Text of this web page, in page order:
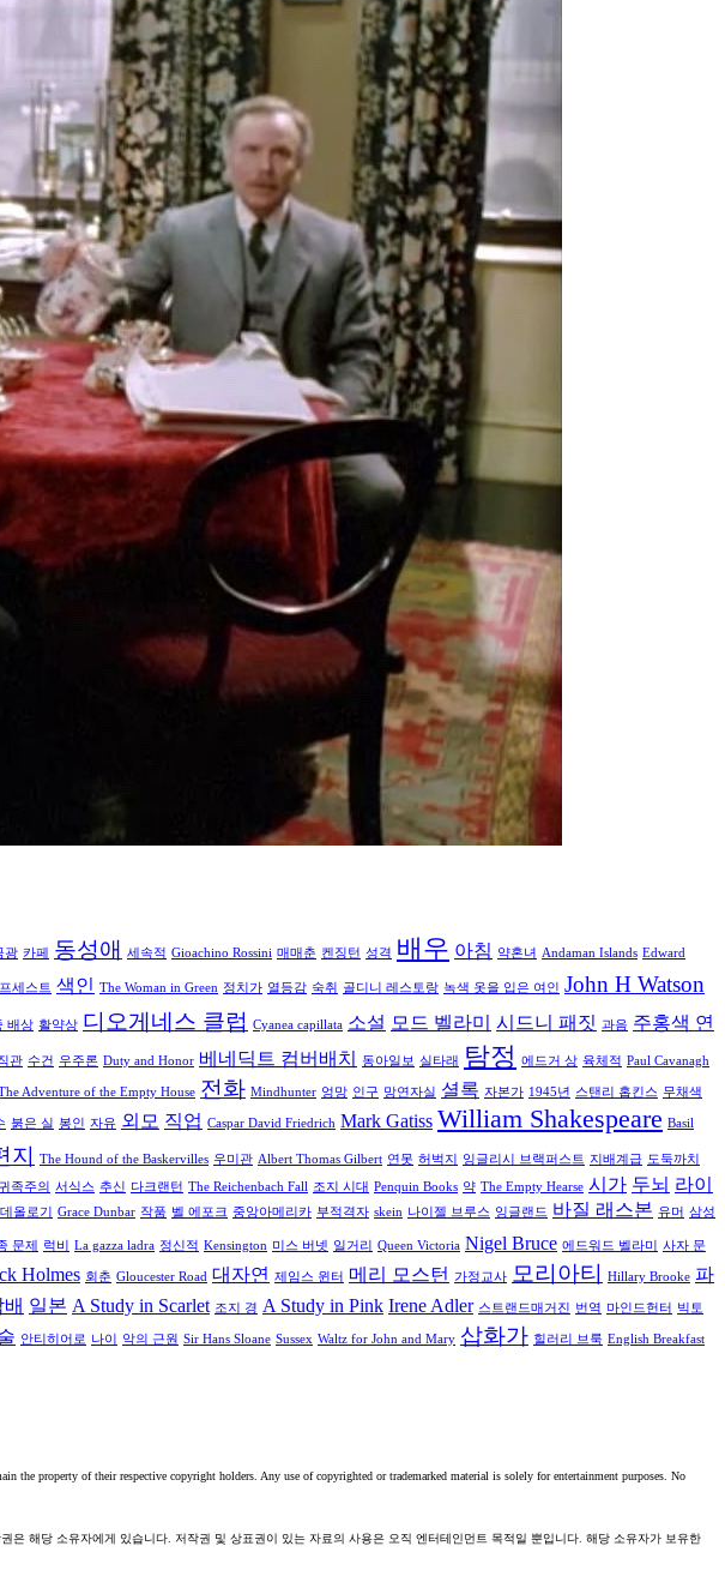
광 카페 동성애 세속적 Gioachino Rossini 매매춘 켄징턴 성격 배우 아침 약혼녀 Andaman Islands Edward
세스트 색인 The Woman in Green 정치가 열등감 숙취 골디니 레스토랑 녹색 옷을 입은 여인 John H Watson
배상 활약상 디오게네스 클럽 Cyanea capillata 소설 모드 벨라미 시드니 패짓 과음 주홍색 연
관 수건 우주론 Duty and Honor 베네딕트 컴버배치 동아일보 실타래 탐정 에드거 상 육체적 Paul Cavanagh
Adventure of the Empty House 전화 Mindhunter 엉망 인구 망연자실 셜록 자본가 1945년 스탠리 홉킨스 무채색
붉은 실 봉인 자유 외모 직업 Caspar David Friedrich Mark Gatiss William Shakespeare Basil
지 The Hound of the Baskervilles 우미관 Albert Thomas Gilbert 연못 허벅지 잉글리시 브랙퍼스트 지배계급 도둑까치
족주의 서식스 추신 다크랜턴 The Reichenbach Fall 조지 시대 Penquin Books 약 The Empty Hearse 시가 두뇌 라이
올로기 Grace Dunbar 작품 벨 에포크 중앙아메리카 부적격자 skein 나이젤 브루스 잉글랜드 바질 래스본 유머 삼성
문제 럭비 La gazza ladra 정신적 Kensington 미스 버넷 일거리 Queen Victoria Nigel Bruce 에드워드 벨라미 사자 문
Holmes 회춘 Gloucester Road 대자연 제임스 윈터 메리 모스턴 가정교사 모리아티 Hillary Brooke 파
배 일본 A Study in Scarlet 조지 경 A Study in Pink Irene Adler 스트랜드매거진 번역 마인드헌터 빅토
안티히어로 나이 악의 근원 Sir Hans Sloane Sussex Waltz for John and Mary 삽화가 힐러리 브룩 English Breakfast
property of their respective copyright holders. Any use of copyrighted or trademarked material is solely for entertainment purposes. No
해당 소유자에게 있습니다. 저작권 및 상표권이 있는 자료의 사용은 오직 엔터테인먼트 목적일 뿐입니다. 해당 소유자가 보유한